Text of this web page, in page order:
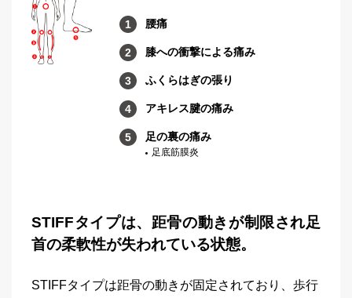
腰痛
膝への衝撃による痛み
ふくらはぎの張り
アキレス腱の痛み
足の裏の痛み
足底筋膜炎
STIFFタイプは、距骨の動きが制限され足
首の柔軟性が失われている状態。
STIFFタイプは距骨の動きが固定されており、歩行